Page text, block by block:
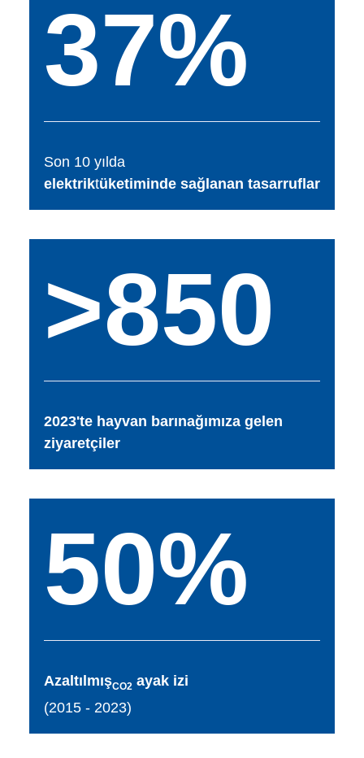
37%
Son 10 yılda
elektriktüketiminde sağlanan tasarruflar
>850
2023'te hayvan barınağımıza gelen
ziyaretçiler
50%
AzaltılmışCO2 ayak izi
(2015 - 2023)